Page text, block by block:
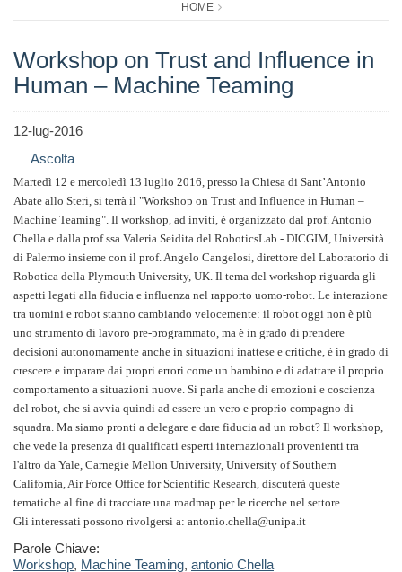
HOME
Workshop on Trust and Influence in
Human – Machine Teaming
12-lug-2016
Ascolta
Martedì 12 e mercoledì 13 luglio 2016, presso la Chiesa di Sant’Antonio
Abate allo Steri, si terrà il "Workshop on Trust and Influence in Human –
Machine Teaming". Il workshop, ad inviti, è organizzato dal prof. Antonio
Chella e dalla prof.ssa Valeria Seidita del RoboticsLab - DICGIM, Università
di Palermo insieme con il prof. Angelo Cangelosi, direttore del Laboratorio di
Robotica della Plymouth University, UK. Il tema del workshop riguarda gli
aspetti legati alla fiducia e influenza nel rapporto uomo-robot. Le interazione
tra uomini e robot stanno cambiando velocemente: il robot oggi non è più
uno strumento di lavoro pre-programmato, ma è in grado di prendere
decisioni autonomamente anche in situazioni inattese e critiche, è in grado di
crescere e imparare dai propri errori come un bambino e di adattare il proprio
comportamento a situazioni nuove. Si parla anche di emozioni e coscienza
del robot, che si avvia quindi ad essere un vero e proprio compagno di
squadra. Ma siamo pronti a delegare e dare fiducia ad un robot? Il workshop,
che vede la presenza di qualificati esperti internazionali provenienti tra
l'altro da Yale, Carnegie Mellon University, University of Southern
California, Air Force Office for Scientific Research, discuterà queste
tematiche al fine di tracciare una roadmap per le ricerche nel settore.
Gli interessati possono rivolgersi a: antonio.chella@unipa.it
Parole Chiave:
Workshop, Machine Teaming, antonio Chella